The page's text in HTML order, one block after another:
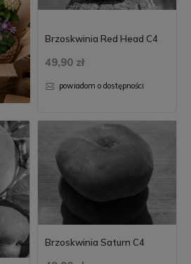
Brzoskwinia Red Head C4
49,90 zł
powiadom o dostępności
Brzoskwinia Saturn C4